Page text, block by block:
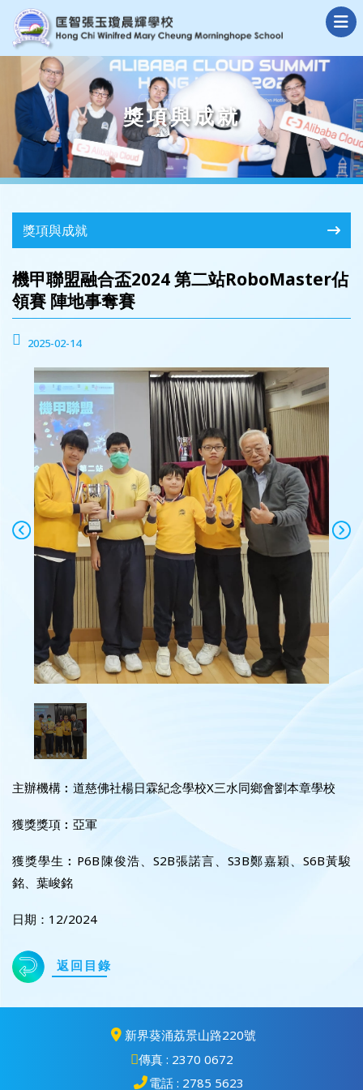
獎項與成就
獎項與成就
機甲聯盟融合盃2024 第二站RoboMaster佔
領賽 陣地事奪賽
2025-02-14
主辦機構︰道慈佛社楊日霖紀念學校X三水同鄉會劉本章學校
獲獎獎項︰亞軍
獲獎學生︰P6B陳俊浩、S2B張諾言、S3B鄭嘉穎、S6B黃駿
銘、葉峻銘
日期：12/2024
返回目錄
新界葵涌荔景山路220號
傳真 : 2370 0672
電話 : 2785 5623